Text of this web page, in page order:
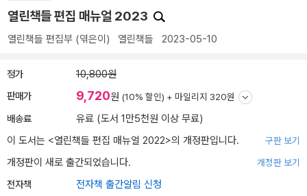
열린책들 편집 매뉴얼 2023
열린책들 편집부 (엮은이) 열린책들 2023-05-10
정가 10,800원
판매가 9,720원 (10% 할인) + 마일리지 320원
배송료
유료 (도서 1만5천원 이상 무료)
이 도서는 <열린책들 편집 매뉴얼 2022>의 개정판입니다. 구판 보기
개정판이 새로 출간되었습니다. 개정판 보기
전자책 전자책 출간알림 신청